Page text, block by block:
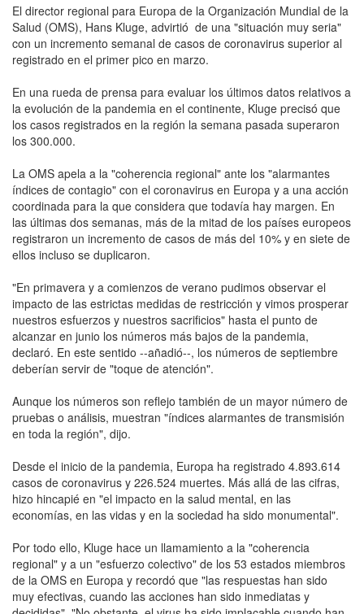
El director regional para Europa de la Organización Mundial de la
Salud (OMS), Hans Kluge, advirtió de una "situación muy seria"
con un incremento semanal de casos de coronavirus superior al
registrado en el primer pico en marzo.
En una rueda de prensa para evaluar los últimos datos relativos a
la evolución de la pandemia en el continente, Kluge precisó que
los casos registrados en la región la semana pasada superaron
los 300.000.
La OMS apela a la "coherencia regional" ante los "alarmantes
índices de contagio" con el coronavirus en Europa y a una acción
coordinada para la que considera que todavía hay margen. En
las últimas dos semanas, más de la mitad de los países europeos
registraron un incremento de casos de más del 10% y en siete de
ellos incluso se duplicaron.
"En primavera y a comienzos de verano pudimos observar el
impacto de las estrictas medidas de restricción y vimos prosperar
nuestros esfuerzos y nuestros sacrificios" hasta el punto de
alcanzar en junio los números más bajos de la pandemia,
declaró. En este sentido --añadió--, los números de septiembre
deberían servir de "toque de atención".
Aunque los números son reflejo también de un mayor número de
pruebas o análisis, muestran "índices alarmantes de transmisión
en toda la región", dijo.
Desde el inicio de la pandemia, Europa ha registrado 4.893.614
casos de coronavirus y 226.524 muertes. Más allá de las cifras,
hizo hincapié en "el impacto en la salud mental, en las
economías, en las vidas y en la sociedad ha sido monumental".
Por todo ello, Kluge hace un llamamiento a la "coherencia
regional" y a un "esfuerzo colectivo" de los 53 estados miembros
de la OMS en Europa y recordó que "las respuestas han sido
muy efectivas, cuando las acciones han sido inmediatas y